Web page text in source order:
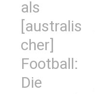
als
[australis
cher]
Football:
Die